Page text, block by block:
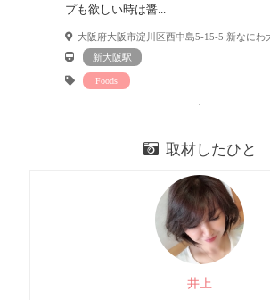
スーパーすぐそこ。
キッチンは便利な２口コンロ。
明るさ 良い！ 16 点
明るいお部屋です。
プも欲しい時は醤...
大阪府大阪市淀川区西中島5-15-5 新なにわ
新大阪駅
Foods
取材したひと
井上